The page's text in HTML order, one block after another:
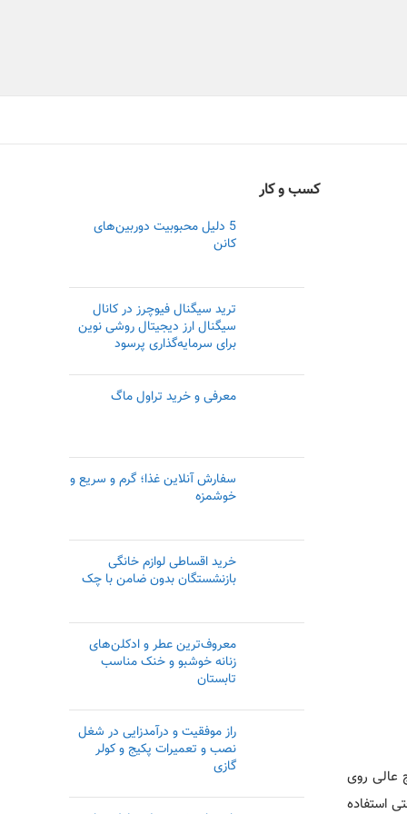
عالی روی
استفاده
کسب و کار
5 دلیل محبوبیت دوربین‌های
کانن
ترید سیگنال فیوچرز در کانال
سیگنال ارز دیجیتال روشی نوین
برای سرمایه‌گذاری پرسود
معرفی و خرید تراول ماگ
سفارش آنلاین غذا؛ گرم و سریع و
خوشمزه
خرید اقساطی لوازم خانگی
بازنشستگان بدون ضامن با چک
معروف‌ترین عطر و ادکلن‌های
زنانه خوشبو و خنک مناسب
تابستان
راز موفقیت و درآمدزایی در شغل
نصب و تعمیرات پکیج و کولر
گازی